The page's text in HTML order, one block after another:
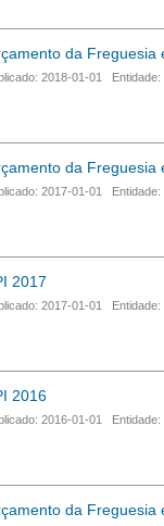
da Freguesia
2018-01-01
da Freguesia
2017-01-01
2017
2017-01-01
2016
2016-01-01
da Freguesia